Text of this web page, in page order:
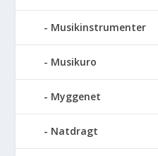
Musikinstrumenter
Musikuro
Myggenet
Natdragt